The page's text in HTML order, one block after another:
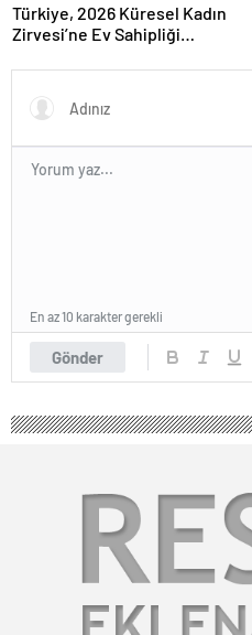
Türkiye, 2026 Küresel Kadın
Zirvesi’ne Ev Sahipliği
Gönder
En az 10 karakter gerekli